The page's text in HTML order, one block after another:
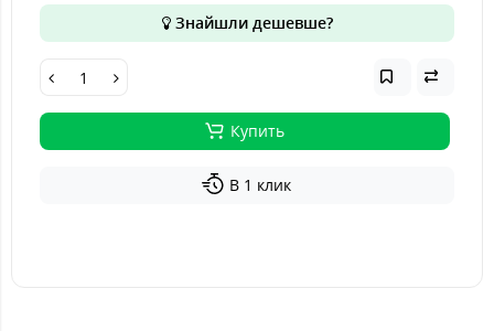
Знайшли дешевше?
Купить
В 1 клик